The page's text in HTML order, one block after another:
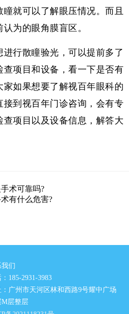
就可以了解眼压情况。而且
为的眼角膜盲区。
进行散瞳验光，可以提前多了
查项目和设备，看一下是否有
家如果想要了解视百年眼科的
接到视百年门诊咨询，会有专
查项目以及设备信息，解答大
术可靠吗?
有什么危害?
们
185-2931-3983
：广州市天河区林和西路9号耀中广场
M层整层